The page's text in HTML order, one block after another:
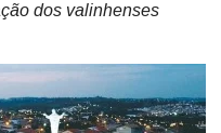
dos valinhenses